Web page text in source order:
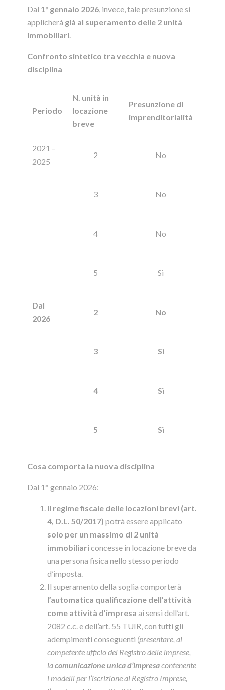
Dal 1° gennaio 2026, invece, tale presunzione si
applicherà già al superamento delle 2 unità
immobiliari.
Confronto sintetico tra vecchia e nuova
disciplina
Periodo
N. unità in
locazione
breve
Presunzione di
imprenditorialità
2021 –
2025
2 No
3 No
4 No
5 Sì
Dal
2026
2 No
3 Sì
4 Sì
5 Sì
Cosa comporta la nuova disciplina
Dal 1° gennaio 2026:
Il regime fiscale delle locazioni brevi (art.
4, D.L. 50/2017) potrà essere applicato
solo per un massimo di 2 unità
immobiliariconcesse in locazione breve da
una persona fisica nello stesso periodo
d’imposta.
Il superamento della soglia comporterà
l’automatica qualificazione dell’attività
come attività d’impresa ai sensi dell’art.
2082 c.c. e dell’art. 55 TUIR, con tutti gli
adempimenti conseguenti (presentare, al
competente ufficio del Registro delle imprese,
lacomunicazione unica d’impresacontenente
i modelli per l’iscrizione al Registro Imprese,